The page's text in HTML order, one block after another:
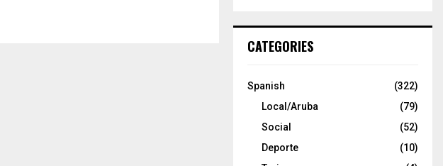
CATEGORIES
Spanish
(322)
Local/Aruba
(79)
Social
(52)
Deporte
(10)